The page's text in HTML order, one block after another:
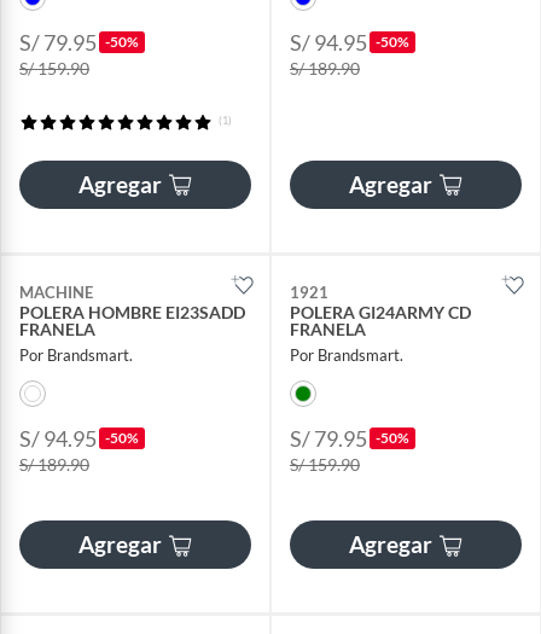
S/ 79.95 -50%
S/ 159.90
(1)
Agregar
S/ 94.95 -50%
S/ 189.90
Agregar
MACHINE
POLERA HOMBRE EI23SADD
FRANELA
Por Brandsmart.
S/ 94.95 -50%
S/ 189.90
Agregar
1921
POLERA GI24ARMY CD
FRANELA
Por Brandsmart.
S/ 79.95 -50%
S/ 159.90
Agregar